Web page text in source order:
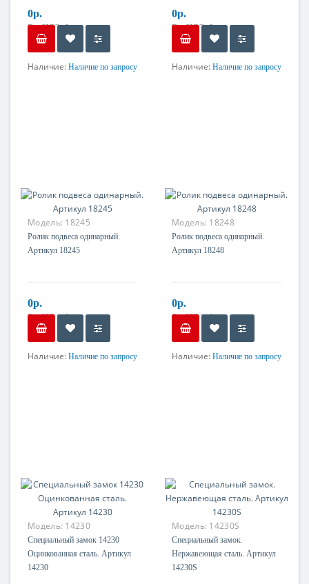
0р.
Без НДС: 0р.
Наличие: Наличие по запросу
0р.
Без НДС: 0р.
Наличие: Наличие по запросу
Модель: 18245
Ролик подвеса одинарный.
Артикул 18245
0р.
Без НДС: 0р.
Наличие: Наличие по запросу
Модель: 18248
Ролик подвеса одинарный.
Артикул 18248
0р.
Без НДС: 0р.
Наличие: Наличие по запросу
Модель: 14230
Специальный замок 14230
Оцинкованная сталь. Артикул
14230
Модель: 14230S
Специальный замок.
Нержавеющая сталь. Артикул
14230S